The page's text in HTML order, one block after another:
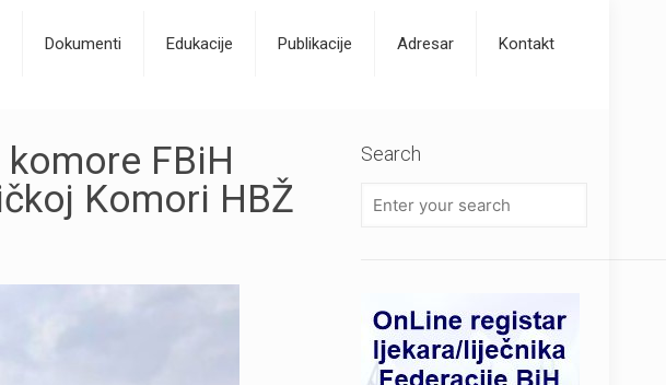
Dokumenti Edukacije Publikacije Adresar Kontakt
FBiH
Komori HBŽ
Search